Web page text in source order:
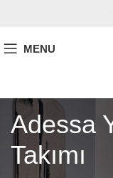
MENU
Adessa
Takımı